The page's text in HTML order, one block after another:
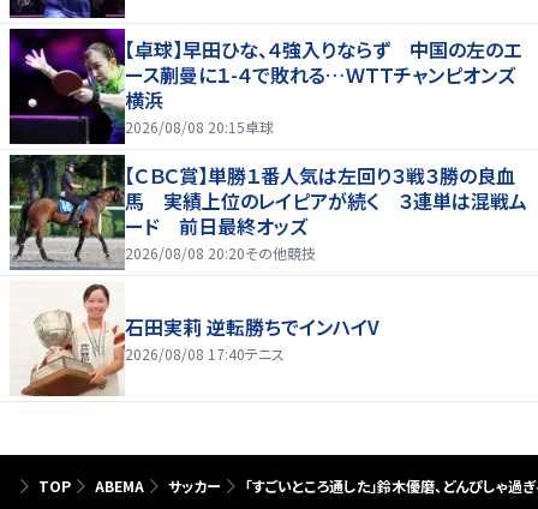
【卓球】早田ひな、４強入りならず 中国の左のエ
ース蒯曼に１-４で敗れる…ＷＴＴチャンピオンズ
横浜
2026/08/08 20:15卓球
【ＣＢＣ賞】単勝１番人気は左回り３戦３勝の良血
馬 実績上位のレイピアが続く ３連単は混戦ム
ード 前日最終オッズ
2026/08/08 20:20その他競技
石田実莉 逆転勝ちでインハイV
2026/08/08 17:40テニス
TOP ABEMA サッカー 「すごいところ通した」鈴木優磨、どんぴしゃ